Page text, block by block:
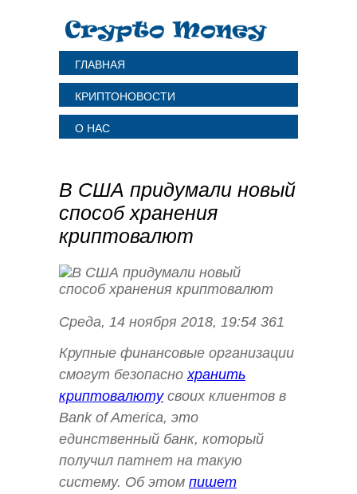
ГЛАВНАЯ
КРИПТОНОВОСТИ
О НАС
В США придумали новый
способ хранения
криптовалют
Среда, 14 ноября 2018, 19:54 361
Крупные финансовые организации
смогут безопасно хранить
криптовалютусвоих клиентов в
Bank of America, это
единственный банк, который
получил патнет на такую
систему. Об этом пишет